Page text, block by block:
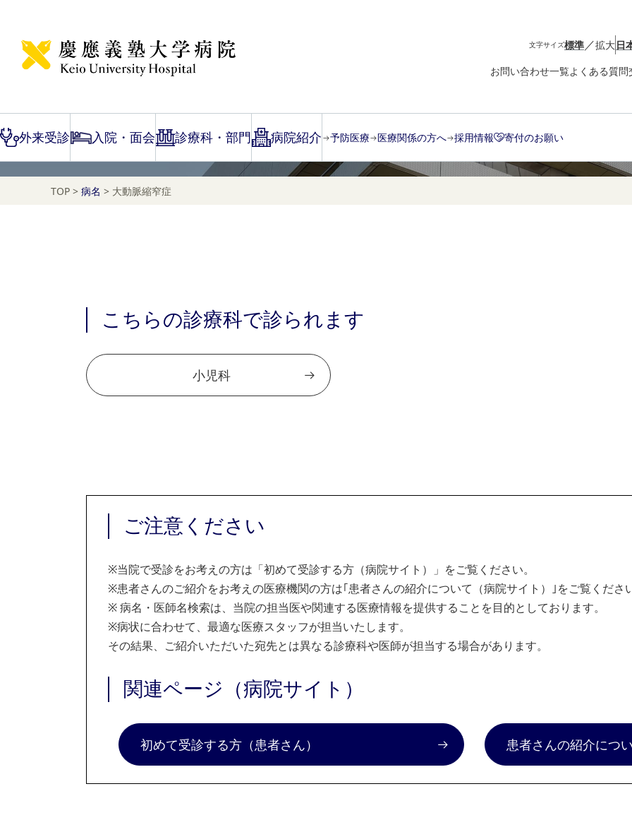
文字サイズ標準／拡大日
お問い合わせ一覧よくある質問
外来受診 入院・面会 診療科・部門 病院紹介 予防医療 医療関係の方へ 採用情報 寄付のお願い
Disease Name Search
TOP > 病名 > 大動脈縮窄症
こちらの診療科で診られます
小児科
ご注意ください
※当院で受診をお考えの方は「初めて受診する方（病院サイト）」をご覧ください。
※患者さんのご紹介をお考えの医療機関の方は｢患者さんの紹介について（病院サイト）｣をご覧くださ
※病名・医師名検索は、当院の担当医や関連する医療情報を提供することを目的としております。
※病状に合わせて、最適な医療スタッフが担当いたします。
その結果、ご紹介いただいた宛先とは異なる診療科や医師が担当する場合があります。
関連ページ（病院サイト）
初めて受診する方（患者さん） 患者さんの紹介につ